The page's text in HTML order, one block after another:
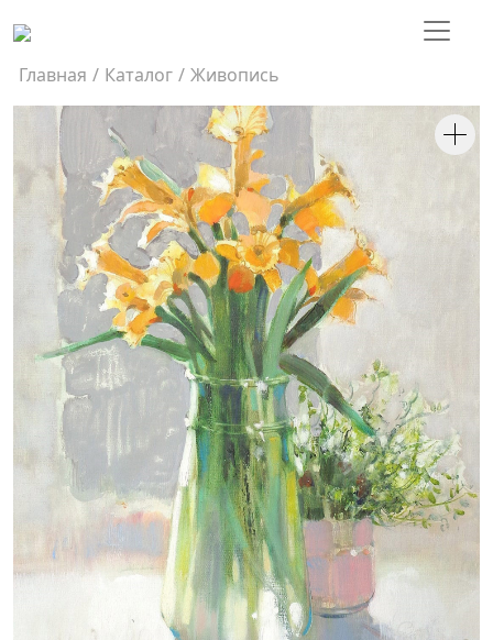
Главная / Каталог / Живопись